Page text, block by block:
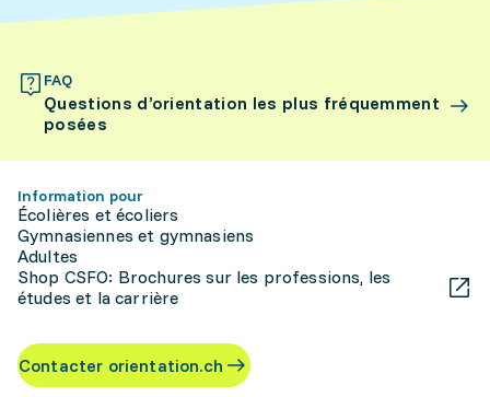
FAQ
Questions d’orientation les plus fréquemment
posées
Information pour
Écolières et écoliers
Gymnasiennes et gymnasiens
Adultes
Shop CSFO: Brochures sur les professions, les
études et la carrière
Contacter orientation.ch